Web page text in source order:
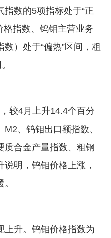
指数的5项指标处于“正
格指数、钨钼主营业务
）处于“偏热”区间，粗
较4月上升14.4个百分
、钨钼出口额指数、
质合金产量指数、粗钢
明，钨钼价格上涨，
上升。钨钼价格指数为